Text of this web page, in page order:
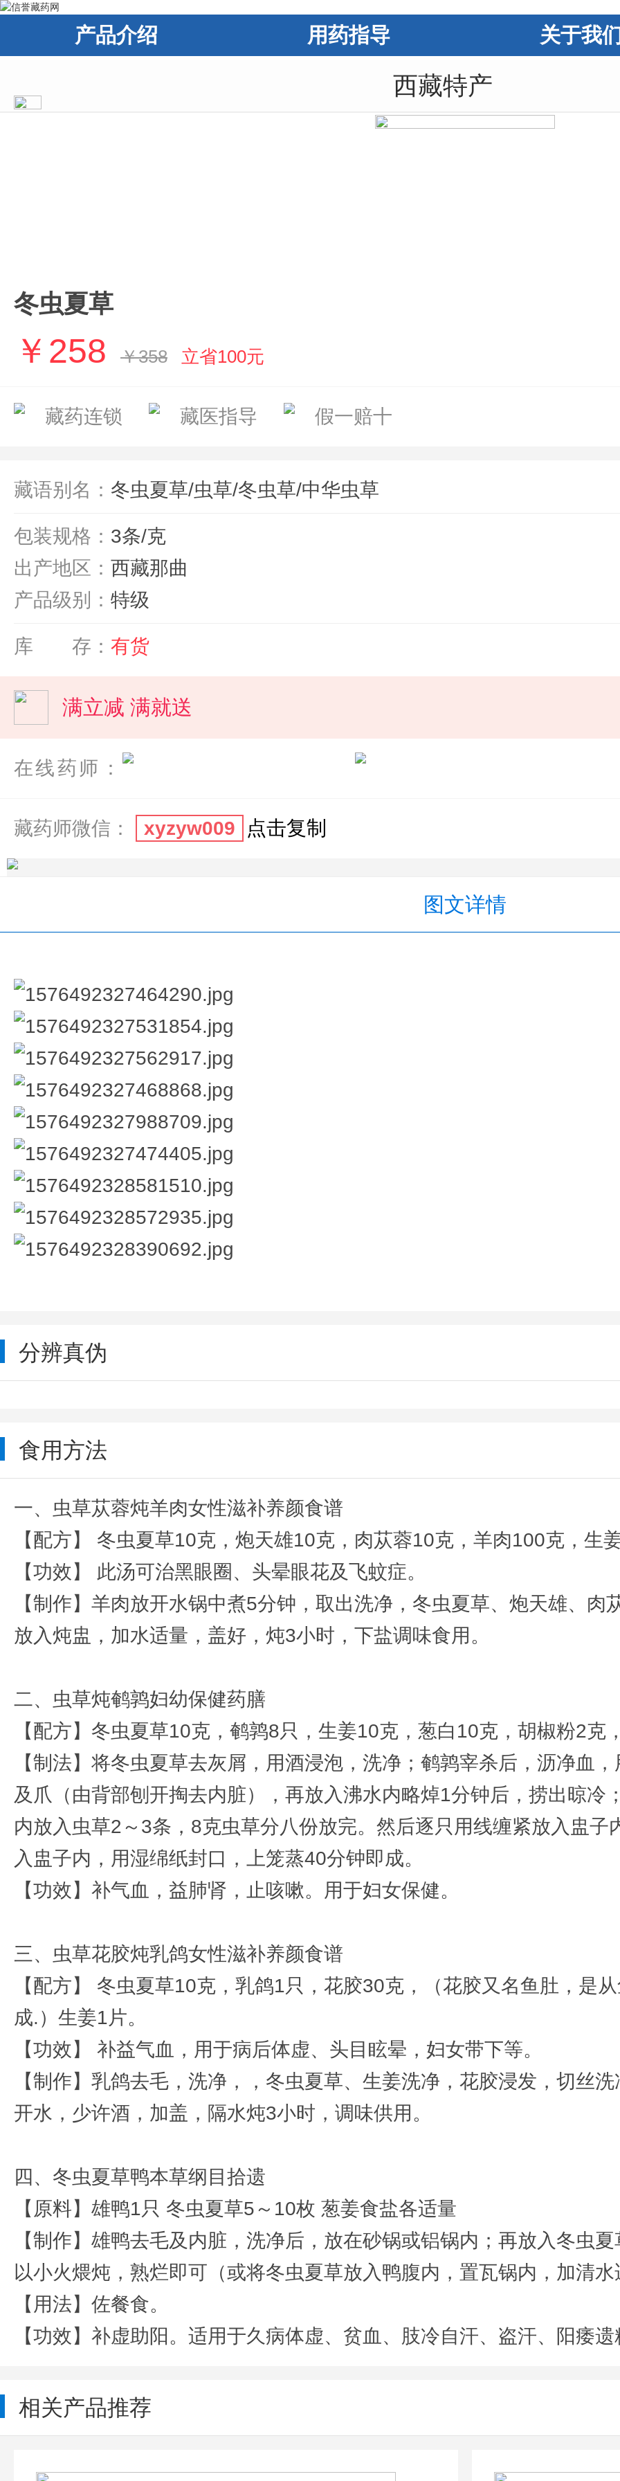
产品介绍 用药指导 关于我
西藏特产
冬虫夏草
￥258 ￥358 立省100元
藏药连锁 藏医指导 假一赔十
藏语别名： 冬虫夏草/虫草/冬虫草/中华虫草
包装规格： 3条/克
出产地区： 西藏那曲
产品级别： 特级
库 存： 有货
满立减 满就送
在线药师：
藏药师微信： xyzyw009 点击复制
图文详情
分辨真伪
食用方法
一、虫草苁蓉炖羊肉女性滋补养颜食谱
【配方】 冬虫夏草10克，炮天雄10克，肉苁蓉10克，羊肉100克，生姜
【功效】 此汤可治黑眼圈、头晕眼花及飞蚊症。
【制作】羊肉放开水锅中煮5分钟，取出洗净，冬虫夏草、炮天雄、
放入炖盅，加水适量，盖好，炖3小时，下盐调味食用。
二、虫草炖鹌鹑妇幼保健药膳
【配方】冬虫夏草10克，鹌鹑8只，生姜10克，葱白10克，胡椒粉2克
【制法】将冬虫夏草去灰屑，用酒浸泡，洗净；鹌鹑宰杀后，沥净血
及爪（由背部刨开掏去内脏），再放入沸水内略焯1分钟后，捞出晾冷
内放入虫草2～3条，8克虫草分八份放完。然后逐只用线缠紧放入盅子
入盅子内，用湿绵纸封口，上笼蒸40分钟即成。
【功效】补气血，益肺肾，止咳嗽。用于妇女保健。
三、虫草花胶炖乳鸽女性滋补养颜食谱
【配方】 冬虫夏草10克，乳鸽1只，花胶30克，（花胶又名鱼肚，是
成.）生姜1片。
【功效】 补益气血，用于病后体虚、头目眩晕，妇女带下等。
【制作】乳鸽去毛，洗净，，冬虫夏草、生姜洗净，花胶浸发，切丝
开水，少许酒，加盖，隔水炖3小时，调味供用。
四、冬虫夏草鸭本草纲目拾遗
【原料】雄鸭1只 冬虫夏草5～10枚 葱姜食盐各适量
【制作】雄鸭去毛及内脏，洗净后，放在砂锅或铝锅内；再放入冬虫
以小火煨炖，熟烂即可（或将冬虫夏草放入鸭腹内，置瓦锅内，加清水
【用法】佐餐食。
【功效】补虚助阳。适用于久病体虚、贫血、肢冷自汗、盗汗、阳痿遗
相关产品推荐